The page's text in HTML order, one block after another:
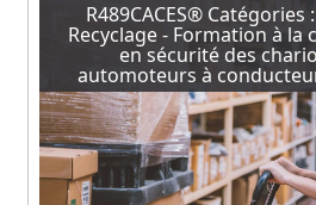
R489CACES® Catégories
Recyclage - Formation à la
en sécurité des
automoteurs à